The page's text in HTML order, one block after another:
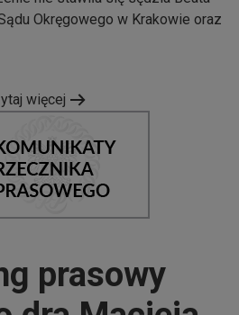
Okręgowego w Krakowie oraz
więcej
prasowy